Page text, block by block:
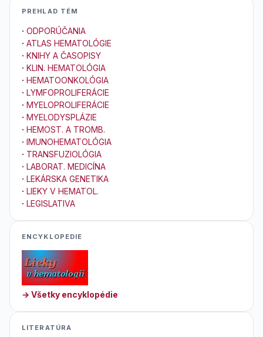
PREHLAD TÉM
· ODPORÚČANIA
· ATLAS HEMATOLÓGIE
· KNIHY A ČASOPISY
· KLIN. HEMATOLÓGIA
· HEMATOONKOLÓGIA
· LYMFOPROLIFERÁCIE
· MYELOPROLIFERÁCIE
· MYELODYSPLÁZIE
· HEMOST. A TROMB.
· IMUNOHEMATOLÓGIA
· TRANSFUZIOLÓGIA
· LABORAT. MEDICÍNA
· LEKÁRSKA GENETIKA
· LIEKY V HEMATOL.
· LEGISLATIVA
ENCYKLOPEDIE
→ Všetky encyklopédie
LITERATÚRA